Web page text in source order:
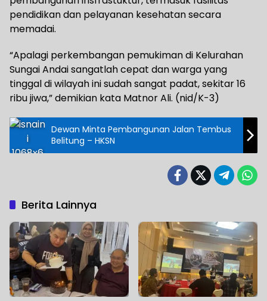
pendidikan dan pelayanan kesehatan secara
memadai.
“Apalagi perkembangan pemukiman di Kelurahan
Sungai Andai sangatlah cepat dan warga yang
tinggal di wilayah ini sudah sangat padat, sekitar 16
ribu jiwa,” demikian kata Matnor Ali. (nid/K-3)
Dewan Minta Pembangunan Jalan Tembus
Belitung – HKSN
Berita Lainnya